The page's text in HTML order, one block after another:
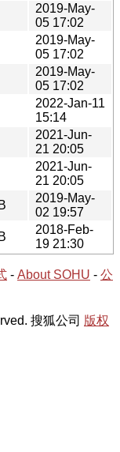
2019-May-
05 17:02
2019-May-
05 17:02
2019-May-
05 17:02
2022-Jan-11
15:14
2021-Jun-
21 20:05
2021-Jun-
21 20:05
2019-May-
02 19:57
2018-Feb-
19 21:30
- About SOHU - 公
搜狐公司 版权